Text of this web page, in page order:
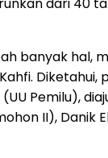
banyak hal,
Pemilu),
II), Danik